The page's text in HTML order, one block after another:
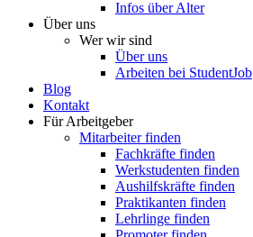
Infos über Alter
Über uns
Wer wir sind
Über uns
Arbeiten bei StudentJob
Blog
Kontakt
Für Arbeitgeber
Mitarbeiter finden
Fachkräfte finden
Werkstudenten finden
Aushilfskräfte finden
Praktikanten finden
Lehrlinge finden